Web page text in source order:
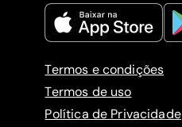
Termos e condições
Termos de uso
Política de Privacidade